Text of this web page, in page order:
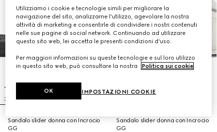
Sandalo slider donna con Incrocio
GG
Sandalo slider donna con Incrocio
GG
Utilizziamo i cookie e tecnologie simili per migliorare la
navigazione del sito, analizzarne l'utilizzo, agevolare la nostra
attività di marketing e consentirle di condividere i nostri contenuti
nelle sue pagine di social network. Continuando ad utilizzare
questo sito web, lei accetta le presenti condizioni d'uso.
Per maggiori informazioni su queste tecnologie e sul loro utilizzo
in questo sito web, può consultare la nostra
Politica sui cookie.
IMPOSTAZIONI COOKIE
OK